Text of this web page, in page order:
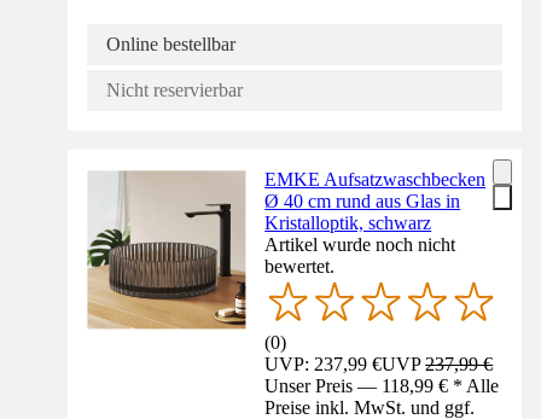
Online bestellbar
Nicht reservierbar
EMKE Aufsatzwaschbecken
Ø 40 cm rund aus Glas in
Kristalloptik, schwarz
Artikel wurde noch nicht
bewertet.
(0)
UVP: 237,99 €UVP237,99 €
Unser Preis — 118,99 € * Alle
Preise inkl. MwSt. und ggf.